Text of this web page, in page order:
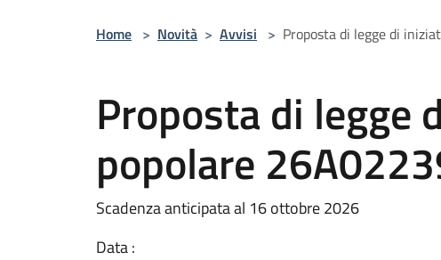
Home > Novità > Avvisi > Proposta di legge di
Proposta di legge
popolare
Scadenza anticipata al 16 ottobre 2026
Data :